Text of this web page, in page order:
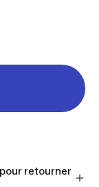
retourner